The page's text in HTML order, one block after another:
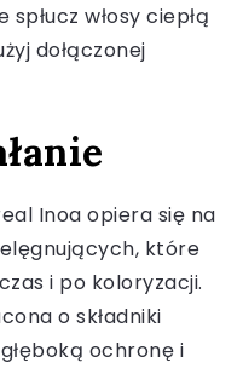
spłucz włosy ciepłą
dołączonej
Inoa opiera się na
które
i po koloryzacji.
o składniki
ochronę i